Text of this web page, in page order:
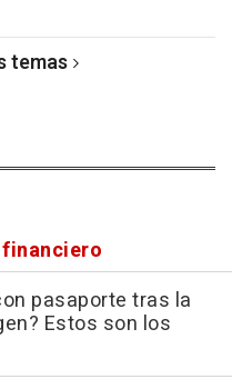
temas
pasaporte tras la
Estos son los